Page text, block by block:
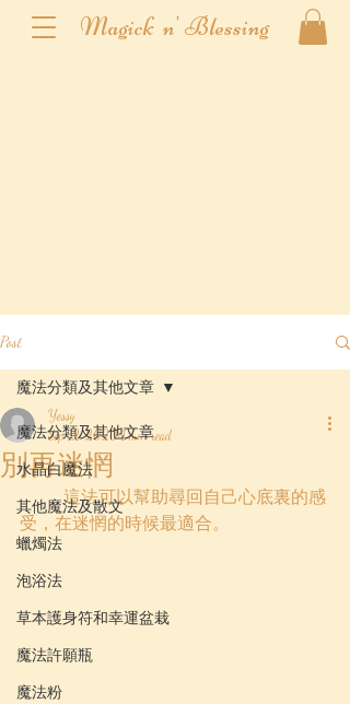
Magick n' Blessing
Post
魔法分類及其他文章
水晶白魔法
其他魔法及散文
蠟燭法
泡浴法
草本護身符和幸運盆栽
魔法許願瓶
魔法粉
魔法分類及其他文章
別再迷惘
Yessy
Sep 12, 2020 1 min read
	這法可以幫助尋回自己心底裏的感
受，在迷惘的時候最適合。